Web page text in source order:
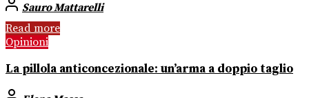
Sauro Mattarelli
Read more
Opinioni
La pillola anticoncezionale: un’arma a doppio taglio